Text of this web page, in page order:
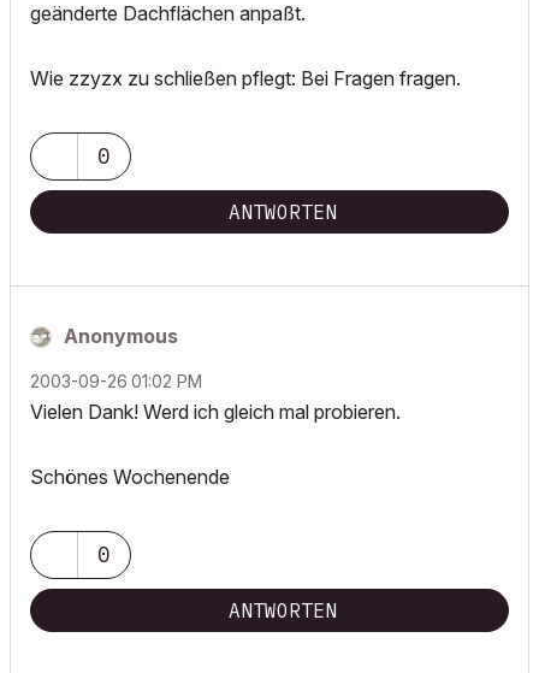
geänderte Dachflächen anpaßt.
Wie zzyzx zu schließen pflegt: Bei Fragen fragen.
0
ANTWORTEN
Anonymous
‎2003-09-26 01:02 PM
Vielen Dank! Werd ich gleich mal probieren.
Schönes Wochenende
0
ANTWORTEN